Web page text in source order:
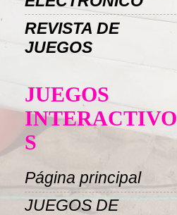
REVISTA DE
JUEGOS
JUEGOS
INTERACTIVO
S
Página principal
JUEGOS DE